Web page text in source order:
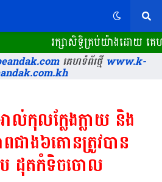
រក្សាសិទ្ធិគ្រប់យ៉ាងដោយ
គេហទំព័រថ្មីwww.k-
លក្លែងក្លាយ និង
ាង៦តោនត្រូវបាន
ប ដុតកំទិចចោល